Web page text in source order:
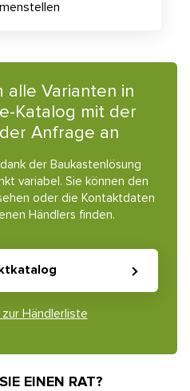
alle Varianten in
Katalog mit der
Anfrage an
der Baukastenlösung
variabel. Sie können den
oder die Kontaktdaten
Händlers finden.
Händlerliste
EINEN RAT?